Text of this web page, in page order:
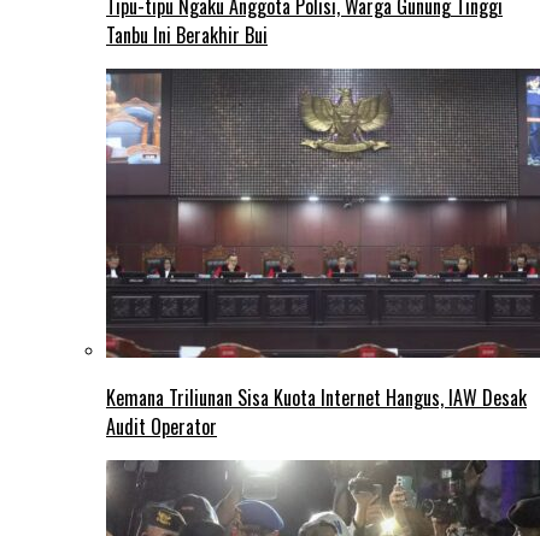
Tipu-tipu Ngaku Anggota Polisi, Warga Gunung Tinggi
Tanbu Ini Berakhir Bui
Kemana Triliunan Sisa Kuota Internet Hangus, IAW Desak
Audit Operator